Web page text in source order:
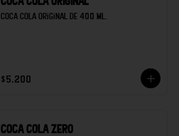
Coca cola original de 400 ml.
$5.200
Coca cola zero